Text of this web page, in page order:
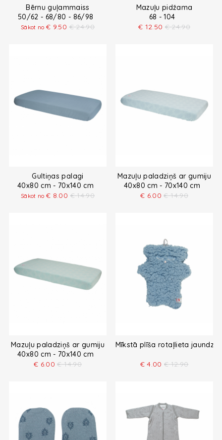
Bērnu guļammaiss
50/62 - 68/80 - 86/98
Sākot no€ 9.50 € 24.90
Mazuļu pidžama
68 - 104
€ 12.50 € 24.90
Gultiņas palagi
40x80 cm - 70x140 cm
Sākot no€ 8.00 € 14.90
Mazuļu paladziņš ar gumiju
40x80 cm - 70x140 cm
€ 6.00 € 14.90
Mazuļu paladziņš ar gumiju
40x80 cm - 70x140 cm
€ 6.00 € 14.90
Mīkstā plīša rotaļlieta
€ 4.00 € 12.90